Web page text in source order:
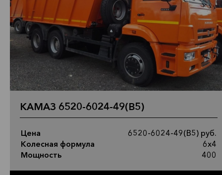
КАМАЗ 6520-6024-49(B5)
Цена
6520-6024-49(B5) руб.
Колесная формула
6х4
Мощность
400